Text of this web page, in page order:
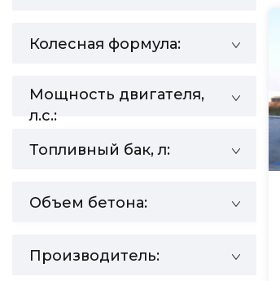
Колесная формула:
Мощность двигателя,
л.с.:
Топливный бак, л:
Объем бетона:
Производитель: